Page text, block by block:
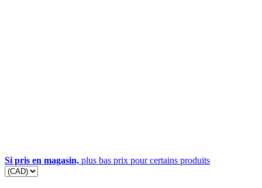
Si pris en magasin, plus bas prix pour certains produits